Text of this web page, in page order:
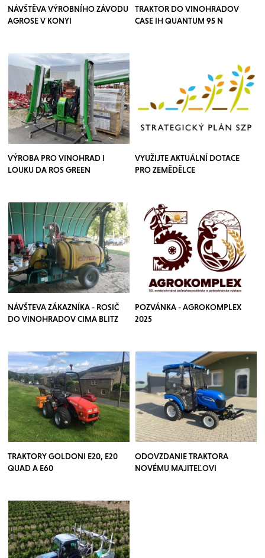
NÁVŠTĚVA VÝROBNÍHO ZÁVODU
AGROSE V KONYI
TRAKTOR DO VINOHRADOV
CASE IH QUANTUM 95 N
VÝROBA PRO VINOHRAD I
LOUKU DA ROS GREEN
VYUŽIJTE AKTUÁLNÍ DOTACE
PRO ZEMĚDĚLCE
NÁVŠTEVA ZÁKAZNÍKA - ROSIČ
DO VINOHRADOV CIMA BLITZ
POZVÁNKA - AGROKOMPLEX
2025
TRAKTORY GOLDONI E20, E20
QUAD A E60
ODOVZDANIE TRAKTORA
NOVÉMU MAJITEĽOVI